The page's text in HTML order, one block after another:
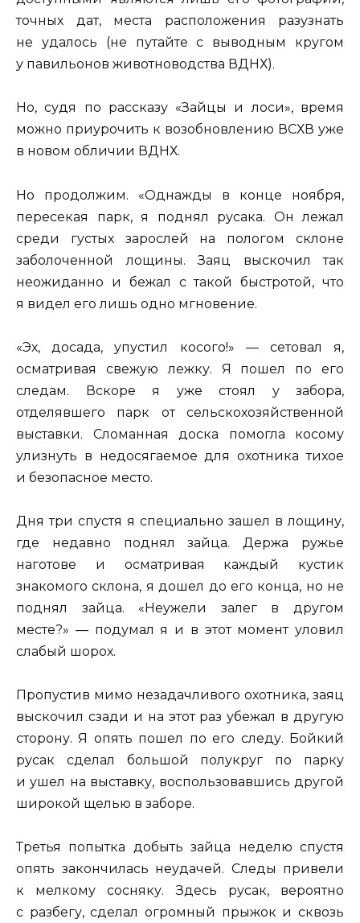
точных дат, места расположения разузнать
не удалось (не путайте с выводным кругом
у павильонов животноводства ВДНХ).
Но, судя по рассказу «Зайцы и лоси», время
можно приурочить к возобновлению ВСХВ уже
в новом обличии ВДНХ.
Но продолжим. «Однажды в конце ноября,
пересекая парк, я поднял русака. Он лежал
среди густых зарослей на пологом склоне
заболоченной лощины. Заяц выскочил так
неожиданно и бежал с такой быстротой, что
я видел его лишь одно мгновение.
«Эх, досада, упустил косого!» — сетовал я,
осматривая свежую лежку. Я пошел по его
следам. Вскоре я уже стоял у забора,
отделявшего парк от сельскохозяйственной
выставки. Сломанная доска помогла косому
улизнуть в недосягаемое для охотника тихое
и безопасное место.
Дня три спустя я специально зашел в лощину,
где недавно поднял зайца. Держа ружье
наготове и осматривая каждый кустик
знакомого склона, я дошел до его конца, но не
поднял зайца. «Неужели залег в другом
месте?» — подумал я и в этот момент уловил
слабый шорох.
Пропустив мимо незадачливого охотника, заяц
выскочил сзади и на этот раз убежал в другую
сторону. Я опять пошел по его следу. Бойкий
русак сделал большой полукруг по парку
и ушел на выставку, воспользовавшись другой
широкой щелью в заборе.
Третья попытка добыть зайца неделю спустя
опять закончилась неудачей. Следы привели
к мелкому сосняку. Здесь русак, вероятно
с разбегу, сделал огромный прыжок и сквозь